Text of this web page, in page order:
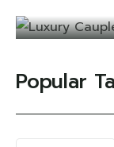
Popular